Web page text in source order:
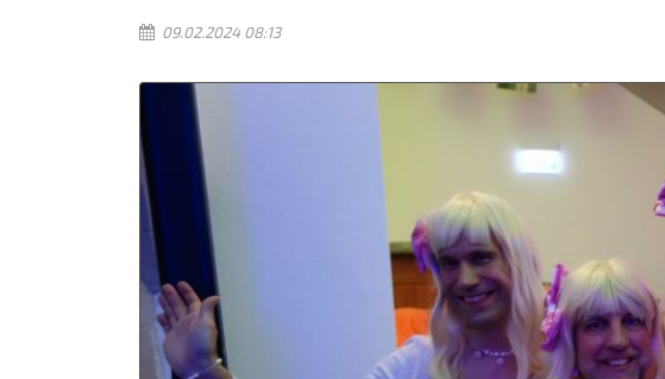
09.02.2024 08:13